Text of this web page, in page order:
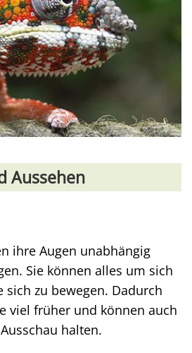
Aussehen
ihre Augen unabhängig
Sie können alles um sich
sich zu bewegen. Dadurch
viel früher und können auch
halten.